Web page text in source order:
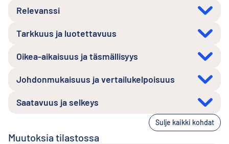
Relevanssi
Tarkkuus ja luotettavuus
Oikea-aikaisuus ja täsmällisyys
Johdonmukaisuus ja vertailukelpoisuus
Saatavuus ja selkeys
Sulje kaikki kohdat
Muutoksia tilastossa